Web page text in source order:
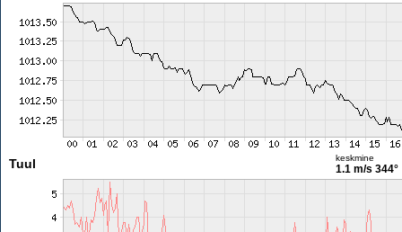
Tuul keskmine
1.1 m/s 344°